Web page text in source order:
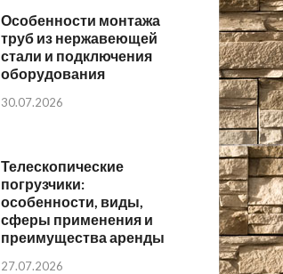
Особенности монтажа
труб из нержавеющей
стали и подключения
оборудования
30.07.2026
Телескопические
погрузчики:
особенности, виды,
сферы применения и
преимущества аренды
27.07.2026